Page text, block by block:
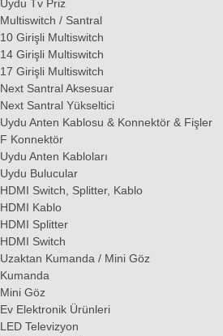
Uydu Tv Priz
Multiswitch / Santral
10 Girişli Multiswitch
14 Girişli Multiswitch
17 Girişli Multiswitch
Next Santral Aksesuar
Next Santral Yükseltici
Uydu Anten Kablosu & Konnektör & Fişler
F Konnektör
Uydu Anten Kabloları
Uydu Bulucular
HDMI Switch, Splitter, Kablo
HDMI Kablo
HDMI Splitter
HDMI Switch
Uzaktan Kumanda / Mini Göz
Kumanda
Mini Göz
Ev Elektronik Ürünleri
LED Televizyon